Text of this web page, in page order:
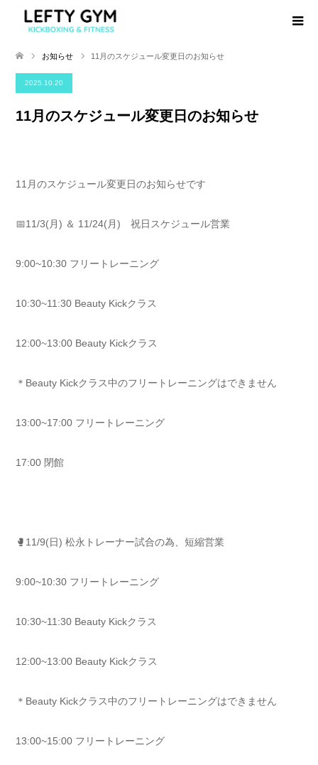
お知らせ 11月のスケジュール変更日のお知らせ
2025.10.20
11月のスケジュール変更日のお知らせ
11月のスケジュール変更日のお知らせです
📅11/3(月) ＆ 11/24(月) 祝日スケジュール営業
9:00~10:30 フリートレーニング
10:30~11:30 Beauty Kickクラス
12:00~13:00 Beauty Kickクラス
＊Beauty Kickクラス中のフリートレーニングはできません
13:00~17:00 フリートレーニング
17:00 閉館
🥊11/9(日) 松永トレーナー試合の為、短縮営業
9:00~10:30 フリートレーニング
10:30~11:30 Beauty Kickクラス
12:00~13:00 Beauty Kickクラス
＊Beauty Kickクラス中のフリートレーニングはできません
13:00~15:00 フリートレーニング